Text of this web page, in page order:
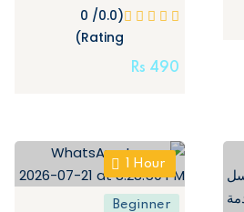
المؤتمرات وورش العمل
(0.0/ 0
Rating)
490
Rs
Hour
Beginner